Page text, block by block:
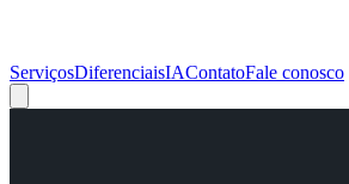
ServiçosDiferenciaisIAContatoFale conosco